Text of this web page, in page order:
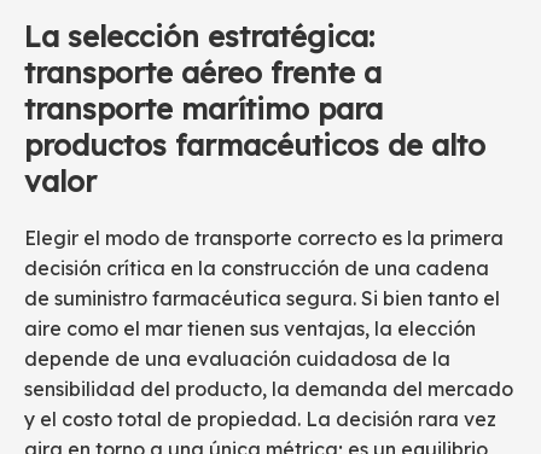
La selección estratégica:
transporte aéreo frente a
transporte marítimo para
productos farmacéuticos de alto
valor
Elegir el modo de transporte correcto es la primera
decisión crítica en la construcción de una cadena
de suministro farmacéutica segura. Si bien tanto el
aire como el mar tienen sus ventajas, la elección
depende de una evaluación cuidadosa de la
sensibilidad del producto, la demanda del mercado
y el costo total de propiedad. La decisión rara vez
gira en torno a una única métrica; es un equilibrio